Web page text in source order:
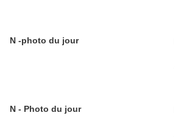
N -photo du jour
N - Photo du jour